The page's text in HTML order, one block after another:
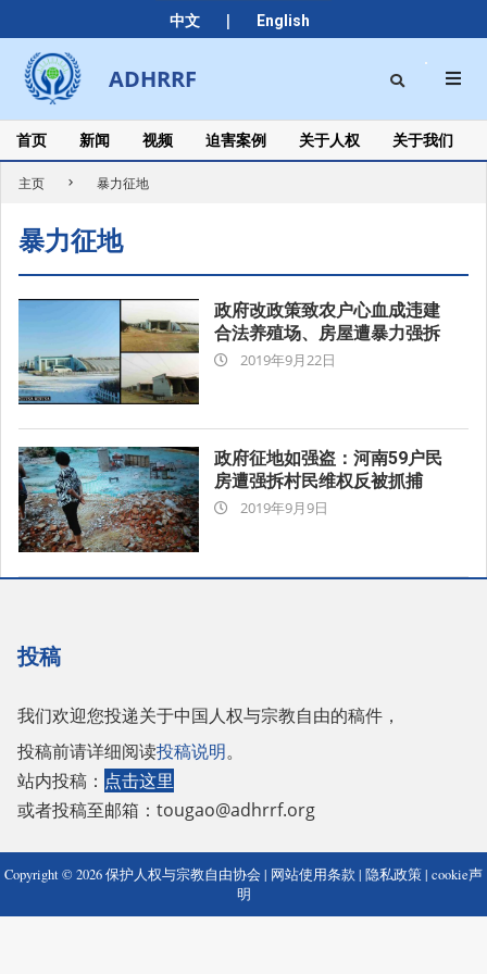
中文 | English
to
content
ADHRRF Search
Secondary
Navigation
Menu
首页 新闻 视频 迫害案例 关于人权 关于我们
主页 暴力征地
暴力征地
政府改政策致农户心血成违建
合法养殖场、房屋遭暴力强拆
2019-2019年9月22日
政府征地如强盗：河南59户民
房遭强拆村民维权反被抓捕
2019-2019年9月9日
投稿
我们欢迎您投递关于中国人权与宗教自由的稿件，
投稿前请详细阅读投稿说明。
站内投稿： 点击这里
或者投稿至邮箱： tougao@adhrrf.org
Copyright © 2026 保护人权与宗教自由协会 | 网站使用条款 | 隐私政策| cookie声
明